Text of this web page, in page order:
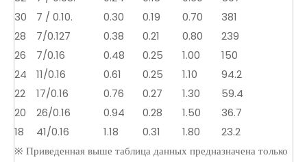
30
7 / 0.10. 0.30 0.19 0.70
381
28
7/0.127 0.38 0.21 0.80
239
26
7/0.16 0.48 0.25 1.00
150
24
11/0.16 0.61 0.25 1.10
94.2
22
17/0.16 0.76 0.27 1.30
59.4
20
26/0.16 0.94 0.28 1.50
36.7
18
41/0.16 1.18 0.31 1.80
23.2
※ Приведенная выше таблица данных предназначена только